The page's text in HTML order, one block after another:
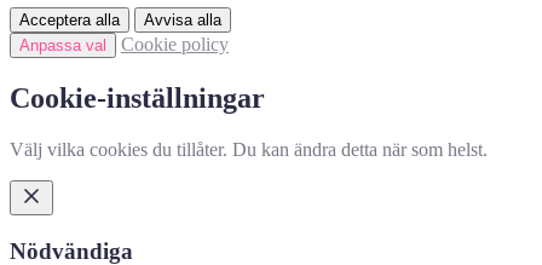
Acceptera alla
Avvisa alla
Anpassa val
Cookie policy
Cookie-inställningar
Välj vilka cookies du tillåter. Du kan ändra detta när som helst.
Nödvändiga